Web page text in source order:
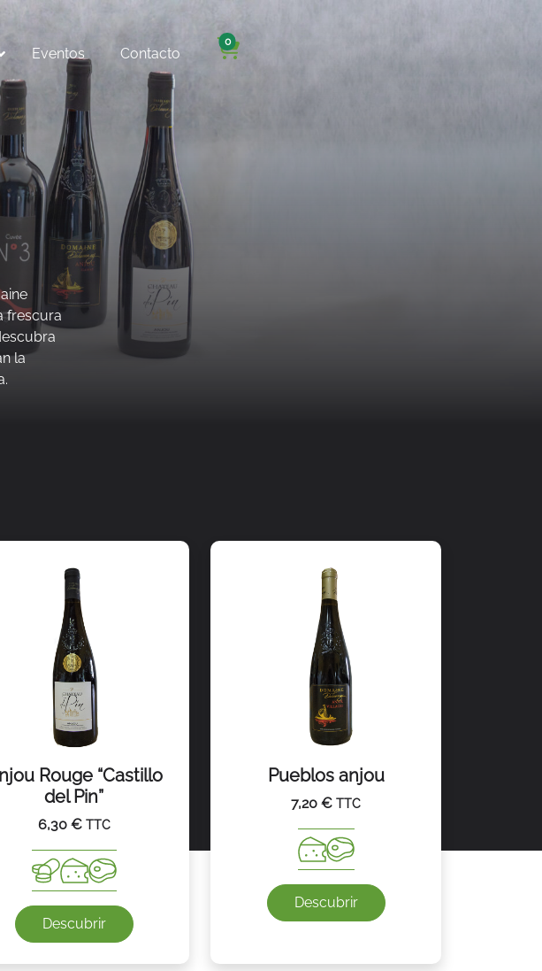
Eventos Contacto
0
frescura
la
Rouge “Castillo
del Pin”
6,30 € TTC
Descubrir
Pueblos anjou
7,20 € TTC
Descubrir